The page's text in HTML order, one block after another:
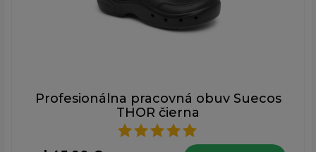
Profesionálna pracovná obuv Suecos
THOR čierna